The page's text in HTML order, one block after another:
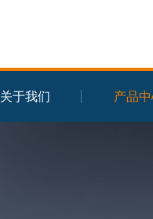
关于我们 产品